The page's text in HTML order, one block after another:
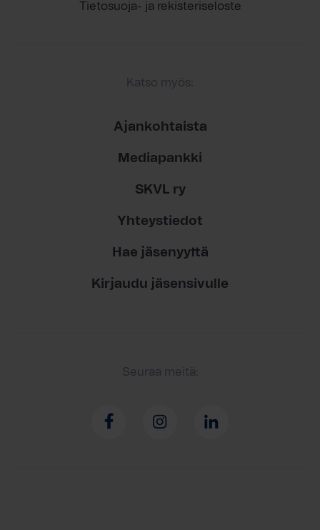
Tietosuoja- ja rekisteriseloste
Katso myös:
Ajankohtaista
Mediapankki
SKVL ry
Yhteystiedot
Hae jäsenyyttä
Kirjaudu jäsensivulle
Seuraa meitä: